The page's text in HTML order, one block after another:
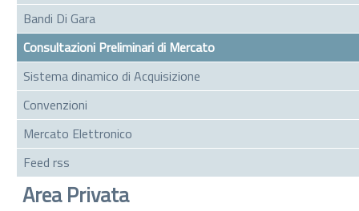
Bandi Di Gara
Consultazioni Preliminari di Mercato
Sistema dinamico di Acquisizione
Convenzioni
Mercato Elettronico
Feed rss
Area Privata